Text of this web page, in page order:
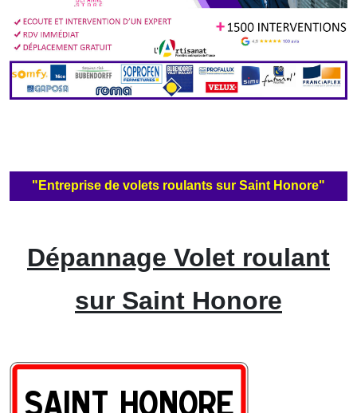
"Entreprise de volets roulants sur Saint Honore"
Dépannage Volet roulant
sur Saint Honore